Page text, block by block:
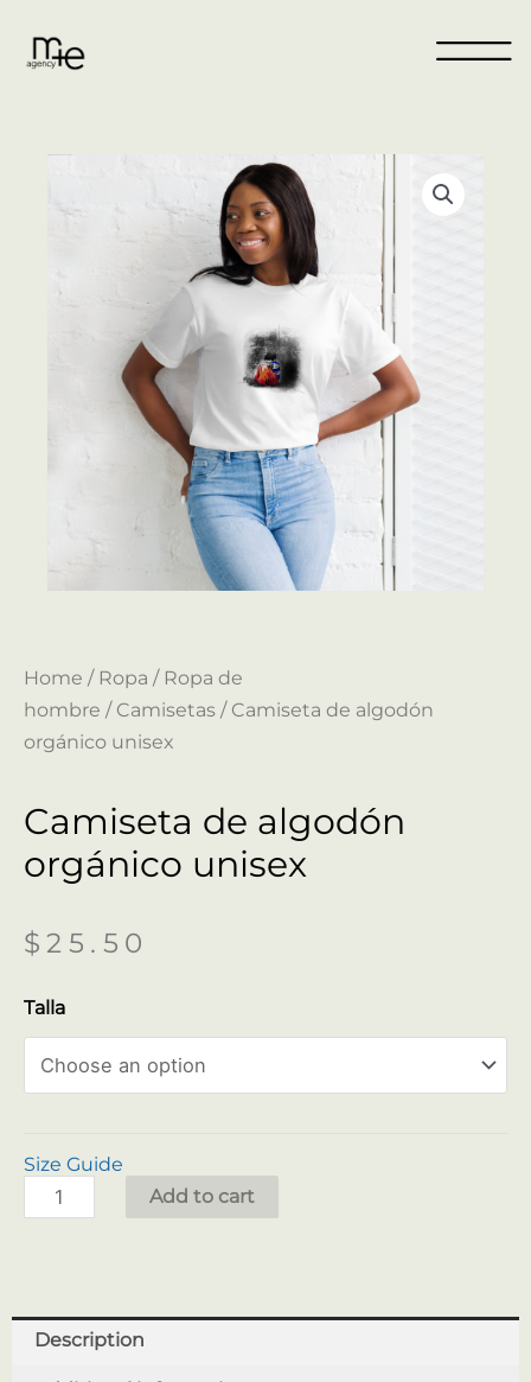
Home / Ropa / Ropa de
hombre / Camisetas / Camiseta de algodón
orgánico unisex
Camiseta de algodón
orgánico unisex
$ 25.50
Talla
Size Guide
Add to cart
Description